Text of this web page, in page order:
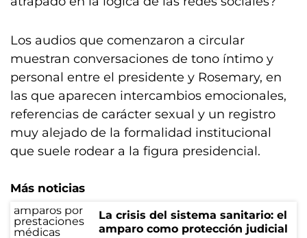
Los audios que comenzaron a circular
muestran conversaciones de tono íntimo y
personal entre el presidente y Rosemary, en
las que aparecen intercambios emocionales,
referencias de carácter sexual y un registro
muy alejado de la formalidad institucional
que suele rodear a la figura presidencial.
Más noticias
La crisis del sistema sanitario: el
amparo como protección judicial